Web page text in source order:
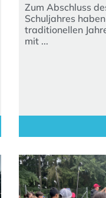
Zum Abschluss
Schuljahres
traditionellen
mit ...